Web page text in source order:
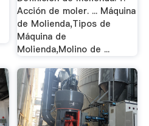
Acción de moler. ... Máquina
de Molienda,Tipos de
Máquina de
Molienda,Molino de ...